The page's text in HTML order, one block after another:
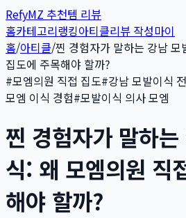
RefyMZ 추천템 리뷰
홈카테고리랭킹아티클리뷰 작성마이
홈/아티클/찐 경험자가 말하는 강남 모
집도에 주목해야 할까?
#모엠의원 직접 집도#강남 모발이식
모엠 이식 경험#모발이식 의사 모엠
찐 경험자가 말하
식: 왜 모엠의원 직
해야 할까?